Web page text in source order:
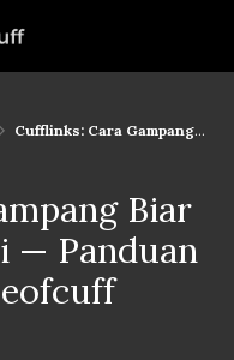
Cufflinks: Cara Gampang Biar Nggak Salah Pakai — Panduan Singkat dari houseofcuff formale
Biar
— Panduan